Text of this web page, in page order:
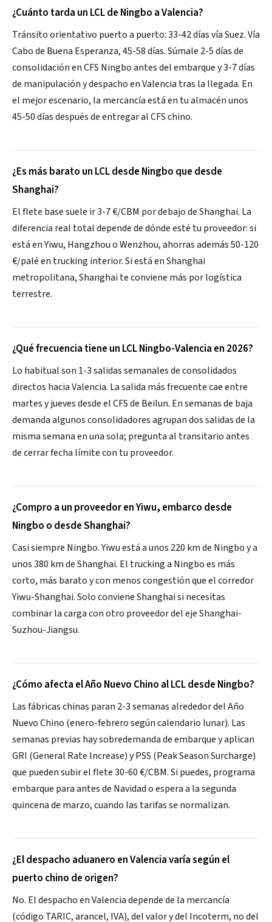
¿Cuánto tarda un LCL de Ningbo a Valencia?
Tránsito orientativo puerto a puerto: 33-42 días vía Suez. Vía
Cabo de Buena Esperanza, 45-58 días. Súmale 2-5 días de
consolidación en CFS Ningbo antes del embarque y 3-7 días
de manipulación y despacho en Valencia tras la llegada. En
el mejor escenario, la mercancía está en tu almacén unos
45-50 días después de entregar al CFS chino.
¿Es más barato un LCL desde Ningbo que desde
Shanghai?
El flete base suele ir 3-7 €/CBM por debajo de Shanghai. La
diferencia real total depende de dónde esté tu proveedor: si
está en Yiwu, Hangzhou o Wenzhou, ahorras además 50-120
€/palé en trucking interior. Si está en Shanghai
metropolitana, Shanghai te conviene más por logística
terrestre.
¿Qué frecuencia tiene un LCL Ningbo-Valencia en 2026?
Lo habitual son 1-3 salidas semanales de consolidados
directos hacia Valencia. La salida más frecuente cae entre
martes y jueves desde el CFS de Beilun. En semanas de baja
demanda algunos consolidadores agrupan dos salidas de la
misma semana en una sola; pregunta al transitario antes
de cerrar fecha límite con tu proveedor.
¿Compro a un proveedor en Yiwu, embarco desde
Ningbo o desde Shanghai?
Casi siempre Ningbo. Yiwu está a unos 220 km de Ningbo y a
unos 380 km de Shanghai. El trucking a Ningbo es más
corto, más barato y con menos congestión que el corredor
Yiwu-Shanghai. Solo conviene Shanghai si necesitas
combinar la carga con otro proveedor del eje Shanghai-
Suzhou-Jiangsu.
¿Cómo afecta el Año Nuevo Chino al LCL desde Ningbo?
Las fábricas chinas paran 2-3 semanas alrededor del Año
Nuevo Chino (enero-febrero según calendario lunar). Las
semanas previas hay sobredemanda de embarque y aplican
GRI (General Rate Increase) y PSS (Peak Season Surcharge)
que pueden subir el flete 30-60 €/CBM. Si puedes, programa
embarque para antes de Navidad o espera a la segunda
quincena de marzo, cuando las tarifas se normalizan.
¿El despacho aduanero en Valencia varía según el
puerto chino de origen?
No. El despacho en Valencia depende de la mercancía
(código TARIC, arancel, IVA), del valor y del Incoterm, no del